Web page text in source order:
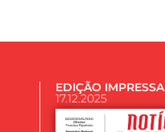
EDIÇÃO IMPRESSA
17.12.2025